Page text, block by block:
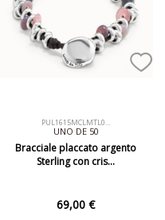
PUL1615MCLMTL0…
UNO DE 50
Bracciale placcato argento
Sterling con cris…
69,00 €